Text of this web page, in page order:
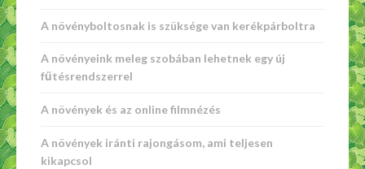
A növényboltosnak is szüksége van kerékpárboltra
A növényeink meleg szobában lehetnek egy új
fűtésrendszerrel
A növények és az online filmnézés
A növények iránti rajongásom, ami teljesen
kikapcsol